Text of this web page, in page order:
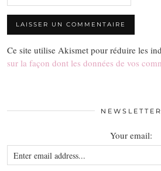
Ce site utilise Akismet pour réduire les
sur la façon dont les données de vos
NEWSLETTER
Your email: